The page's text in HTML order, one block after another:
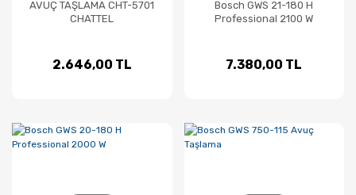
AVUÇ TAŞLAMA CHT-5701
CHATTEL
2.646,00 TL
Bosch GWS 21-180 H
Professional 2100 W
7.380,00 TL